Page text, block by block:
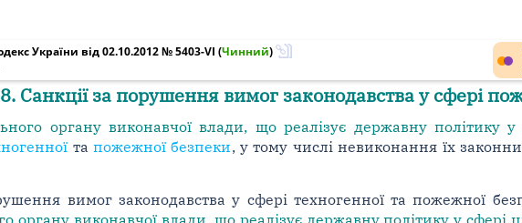
України від 02.10.2012 № 5403-VI (Чинний)